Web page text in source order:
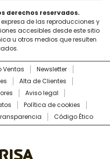
derechos reservados.
expresa de las reproducciones y
accesibles desde este sitio
u otros medios que resulten
Ventas
Newsletter
Alta de Clientes
Aviso legal
Política de cookies
Código Ético